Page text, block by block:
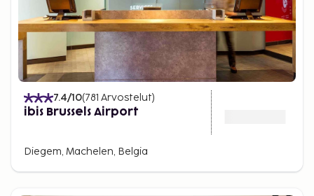
7.4/10(781 Arvostelut)
ibis Brussels Airport
Diegem, Machelen, Belgia